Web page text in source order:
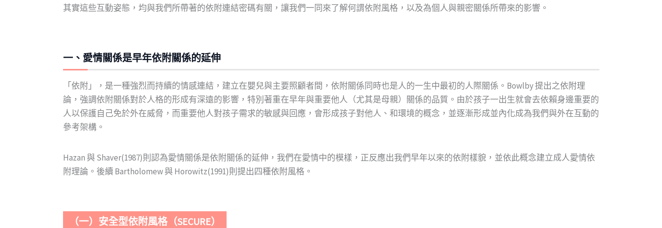
其實這些互動姿態，均與我們所帶著的依附連結密碼有關，讓我們一同來了解何謂依附風格，以及為個人與親密關係所帶來的影響。
一、愛情關係是早年依附關係的延伸
「依附」，是一種強烈而持續的情感連結，建立在嬰兒與主要照顧者間，依附關係同時也是人的一生中最初的人際關係。Bowlby 提出之依附理
論，強調依附關係對於人格的形成有深遠的影響，特別著重在早年與重要他人（尤其是母親）關係的品質。由於孩子一出生就會去依賴身邊重要的
人以保護自己免於外在威脅，而重要他人對孩子需求的敏感與回應，會形成孩子對他人、和環境的概念，並逐漸形成並內化成為我們與外在互動的
參考架構。
Hazan 與 Shaver(1987)則認為愛情關係是依附關係的延伸，我們在愛情中的模樣，正反應出我們早年以來的依附樣貌，並依此概念建立成人愛情依
附理論。後續 Bartholomew 與 Horowitz(1991)則提出四種依附風格。
（一）安全型依附風格（SECURE）